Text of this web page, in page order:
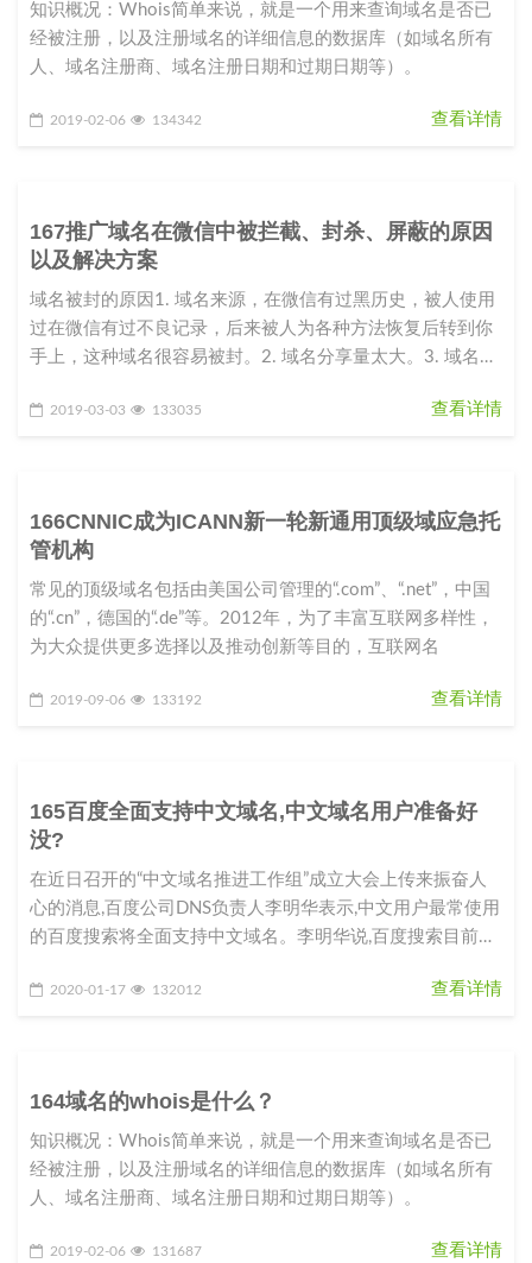
知识概况：Whois简单来说，就是一个用来查询域名是否已
经被注册，以及注册域名的详细信息的数据库（如域名所有
人、域名注册商、域名注册日期和过期日期等）。
2019-02-06 134342 查看详情
167推广域名在微信中被拦截、封杀、屏蔽的原因
以及解决方案
域名被封的原因1. 域名来源，在微信有过黑历史，被人使用
过在微信有过不良记录，后来被人为各种方法恢复后转到你
手上，这种域名很容易被封。2. 域名分享量太大。3. 域名指
2019-03-03 133035 查看详情
166CNNIC成为ICANN新一轮新通用顶级域应急托
管机构
常见的顶级域名包括由美国公司管理的“.com”、“.net”，中国
的“.cn”，德国的“.de”等。2012年，为了丰富互联网多样性，
为大众提供更多选择以及推动创新等目的，互联网名
2019-09-06 133192 查看详情
165百度全面支持中文域名,中文域名用户准备好
没?
在近日召开的“中文域名推进工作组”成立大会上传来振奋人
心的消息,百度公司DNS负责人李明华表示,中文用户最常使用
的百度搜索将全面支持中文域名。李明华说,百度搜索目前已
2020-01-17 132012 查看详情
164域名的whois是什么？
知识概况：Whois简单来说，就是一个用来查询域名是否已
经被注册，以及注册域名的详细信息的数据库（如域名所有
人、域名注册商、域名注册日期和过期日期等）。
2019-02-06 131687 查看详情